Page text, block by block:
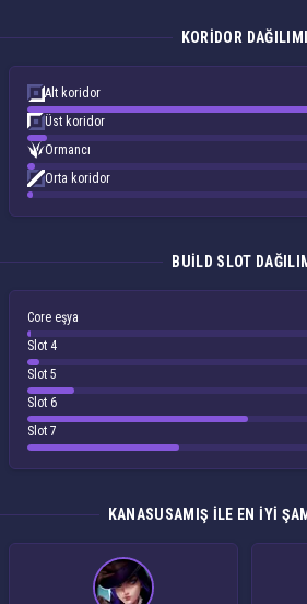
KORIDOR DAĞILIMI
Alt koridor
Üst koridor
Ormancı
Orta koridor
BUILD SLOT
Core eşya
Slot 4
Slot 5
Slot 6
Slot 7
KANASUSAMIŞ ILE EN IYI